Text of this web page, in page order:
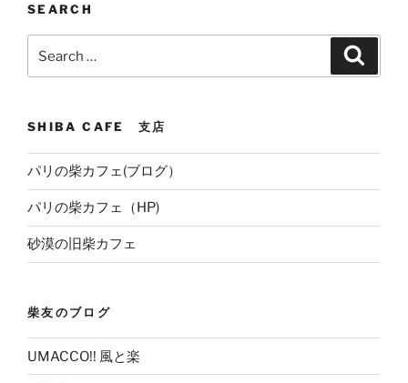
SEARCH
for:
SHIBA CAFE 支店
パリの柴カフェ(ブログ）
パリの柴カフェ（HP)
砂漠の旧柴カフェ
柴友のブログ
UMACCO!! 風と楽